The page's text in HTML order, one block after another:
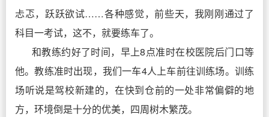
忐忑，跃跃欲试……各种感觉，前些天，我刚刚通过了
科目一考试，这不，就要练车了。
和教练约好了时间，早上8点准时在校医院后门口等
他。教练准时出现，我们一车4人上车前往训练场。训练
场听说是驾校新建的，在快到仓前的一处非常偏僻的地
方，环境倒是十分的优美，四周树木繁茂。